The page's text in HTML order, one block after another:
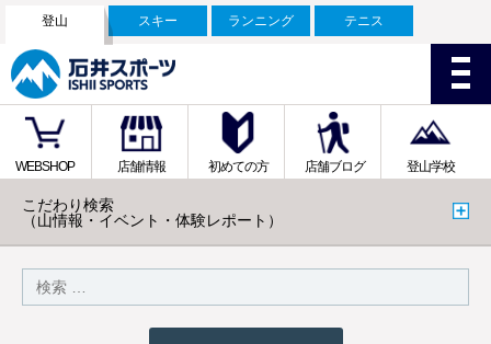
登山 スキー ランニング テニス
WEBSHOP 店舗情報 初めての方 店舗ブログ 登山学校
こだわり検索
（山情報・イベント・体験レポート）